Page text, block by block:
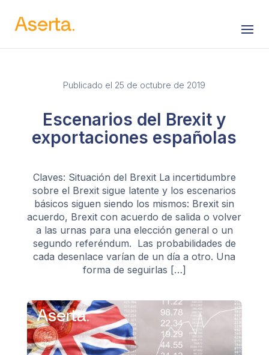
Saltar al contenido
Publicado el 25 de octubre de 2019
Escenarios del Brexit y
exportaciones españolas
Claves: Situación del Brexit La incertidumbre
sobre el Brexit sigue latente y los escenarios
básicos siguen siendo los mismos: Brexit sin
acuerdo, Brexit con acuerdo de salida o volver
a las urnas para una elección general o un
segundo referéndum. Las probabilidades de
cada desenlace varían de un día a otro. Una
forma de seguirlas […]